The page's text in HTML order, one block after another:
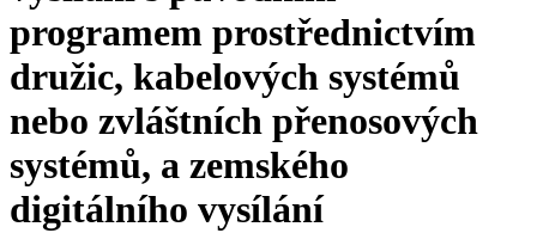
programem prostřednictvím
družic, kabelových systémů
nebo zvláštních přenosových
systémů, a zemského
digitálního vysílání